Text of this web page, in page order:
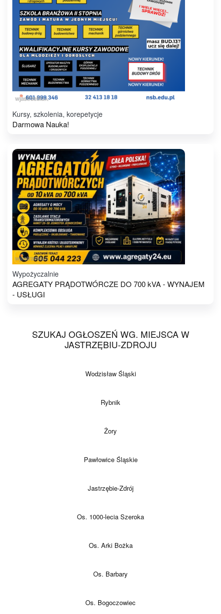
Kursy, szkolenia, korepetycje
Darmowa Nauka!
Wypożyczalnie
AGREGATY PRĄDOTWÓRCZE DO 700 kVA - WYNAJEM
- USŁUGI
SZUKAJ OGŁOSZEŃ WG. MIEJSCA W
JASTRZĘBIU-ZDROJU
Wodzisław Śląski
Rybnik
Żory
Pawłowice Śląskie
Jastrzębie-Zdrój
Os. 1000-lecia Szeroka
Os. Arki Bożka
Os. Barbary
Os. Bogoczowiec